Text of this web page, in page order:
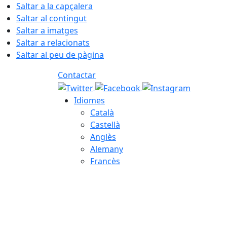
Saltar a la capçalera
Saltar al contingut
Saltar a imatges
Saltar a relacionats
Saltar al peu de pàgina
Contactar
Idiomes
Català
Castellà
Anglès
Alemany
Francès